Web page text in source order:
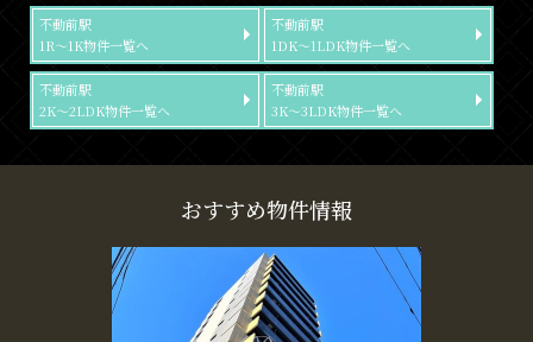
不動前駅
1R～1K物件一覧へ
不動前駅
1DK～1LDK物件一覧へ
不動前駅
2K～2LDK物件一覧へ
不動前駅
3K～3LDK物件一覧へ
おすすめ物件情報